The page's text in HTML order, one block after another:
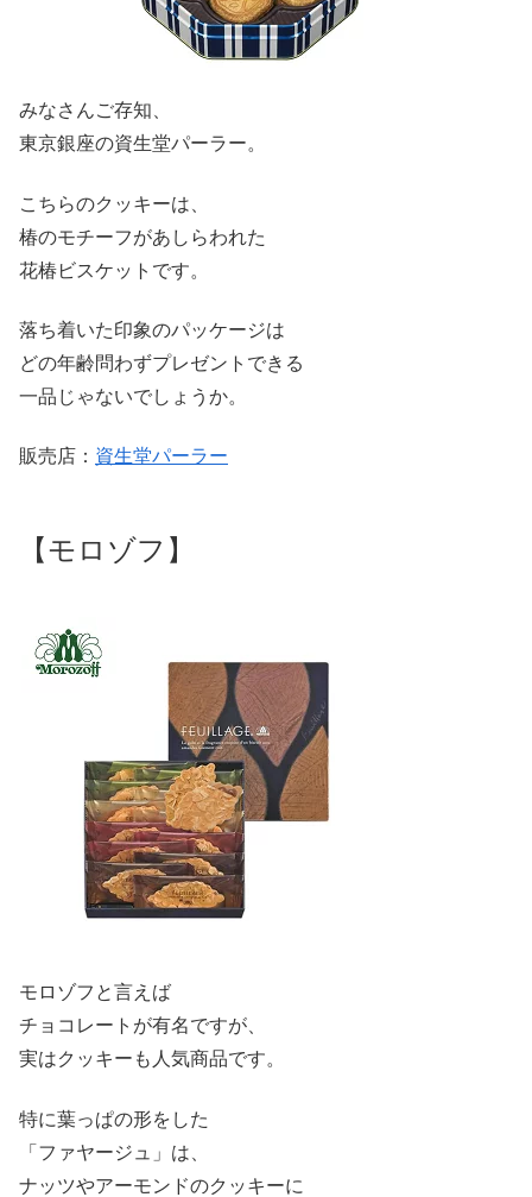
みなさんご存知、
東京銀座の資生堂パーラー。
こちらのクッキーは、
椿のモチーフがあしらわれた
花椿ビスケットです。
落ち着いた印象のパッケージは
どの年齢問わずプレゼントできる
一品じゃないでしょうか。
販売店： 資生堂パーラー
【モロゾフ】
モロゾフと言えば
チョコレートが有名ですが、
実はクッキーも人気商品です。
特に葉っぱの形をした
「ファヤージュ」は、
ナッツやアーモンドのクッキーに